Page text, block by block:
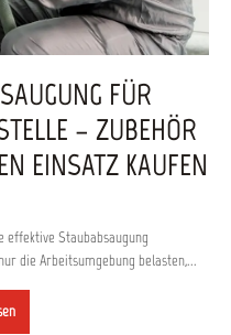
FÜR
– ZUBEHÖR
EINSATZ KAUFEN
effektive Staubabsaugung
die Arbeitsumgebung belasten,...